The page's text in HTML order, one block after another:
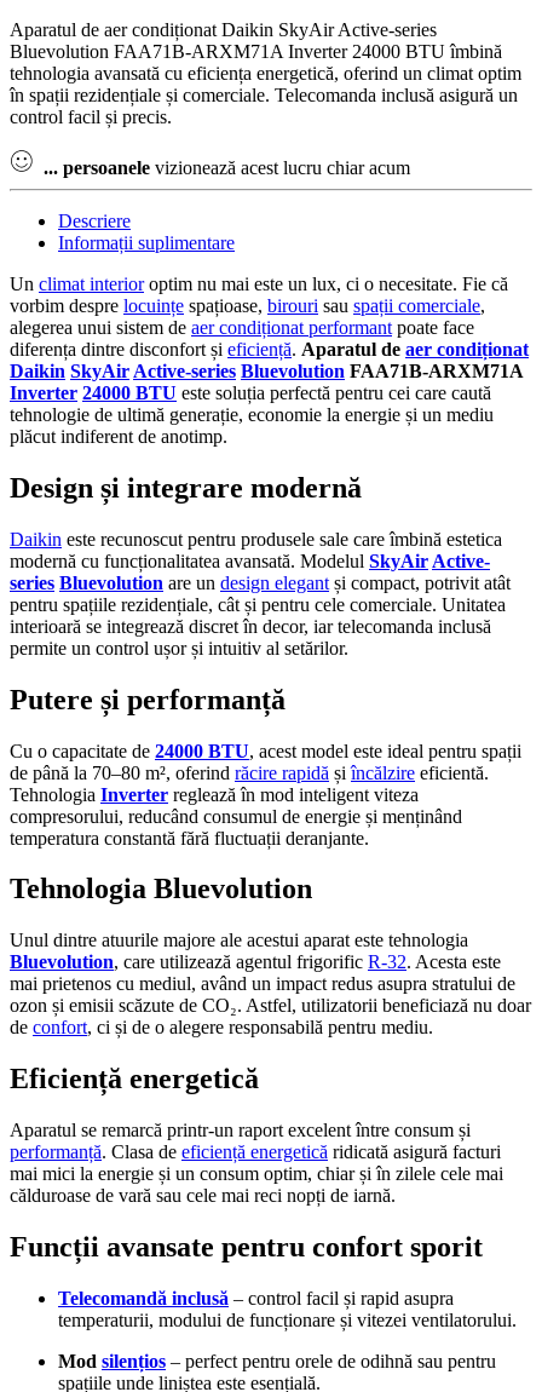
Aparatul de aer condiționat Daikin SkyAir Active-series
Bluevolution FAA71B-ARXM71A Inverter 24000 BTU îmbină
tehnologia avansată cu eficiența energetică, oferind un climat optim
în spații rezidențiale și comerciale. Telecomanda inclusă asigură un
control facil și precis.
... persoanele vizionează acest lucru chiar acum
Descriere
Informații suplimentare
Un climat interioroptim nu mai este un lux, ci o necesitate. Fie că
vorbim despre locuințe spațioase, birouri sau spații comerciale,
alegerea unui sistem de aer condiționat performant poate face
diferența dintre disconfort și eficiență. Aparatul de aer condiționat
Daikin SkyAir Active-series Bluevolution FAA71B-ARXM71A
Inverter 24000 BTU este soluția perfectă pentru cei care caută
tehnologie de ultimă generație, economie la energie și un mediu
plăcut indiferent de anotimp.
Design și integrare modernă
Daikin este recunoscut pentru produsele sale care îmbină estetica
modernă cu funcționalitatea avansată. Modelul SkyAir Active-
series Bluevolution are un design elegant și compact, potrivit atât
pentru spațiile rezidențiale, cât și pentru cele comerciale. Unitatea
interioară se integrează discret în decor, iar telecomanda inclusă
permite un control ușor și intuitiv al setărilor.
Putere și performanță
Cu o capacitate de 24000 BTU, acest model este ideal pentru spații
de până la 70–80 m², oferind răcire rapidă șiîncălzire eficientă.
Tehnologia Inverter reglează în mod inteligent viteza
compresorului, reducând consumul de energie și menținând
temperatura constantă fără fluctuații deranjante.
Tehnologia Bluevolution
Unul dintre atuurile majore ale acestui aparat este tehnologia
Bluevolution, care utilizează agentul frigorific R-32. Acesta este
mai prietenos cu mediul, având un impact redus asupra stratului de
ozon și emisii scăzute de CO₂. Astfel, utilizatorii beneficiază nu doar
de confort, ci și de o alegere responsabilă pentru mediu.
Eficiență energetică
Aparatul se remarcă printr-un raport excelent între consum și
performanță. Clasa de eficiență energetică ridicată asigură facturi
mai mici la energie și un consum optim, chiar și în zilele cele mai
călduroase de vară sau cele mai reci nopți de iarnă.
Funcții avansate pentru confort sporit
Telecomandă inclusă – control facil și rapid asupra
temperaturii, modului de funcționare și vitezei ventilatorului.
Mod silențios – perfect pentru orele de odihnă sau pentru
spațiile unde liniștea este esențială.